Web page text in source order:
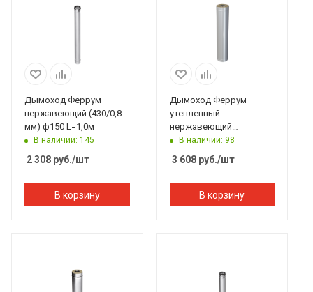
Дымоход Феррум
нержавеющий (430/0,8
мм) ф150 L=1,0м
В наличии: 145
2 308 руб./шт
В корзину
Дымоход Феррум
утепленный
нержавеющий
(430/0,8мм)/
оцинкованный ф115/200
L=1м по воде
В наличии: 98
3 608руб./шт
В корзину